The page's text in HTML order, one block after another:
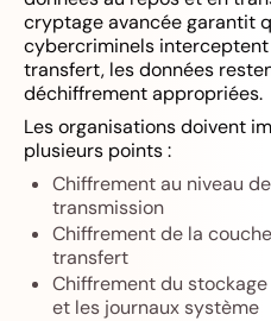
cryptage avancée garantit
cybercriminels
transfert, les données
déchiffrement appropriées.
Les organisations doivent
plusieurs points :
Chiffrement au niveau
transmission
Chiffrement de la
transfert
Chiffrement du
et les journaux système